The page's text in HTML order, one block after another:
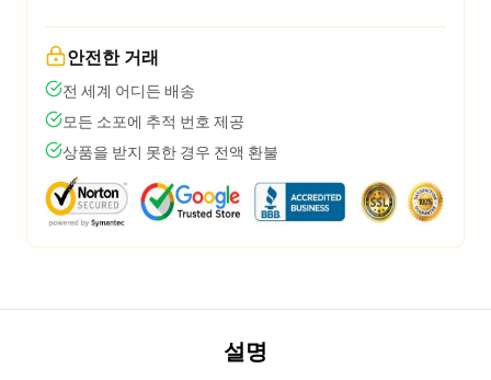
안전한 거래
전 세계 어디든 배송
모든 소포에 추적 번호 제공
상품을 받지 못한 경우 전액 환불
설명